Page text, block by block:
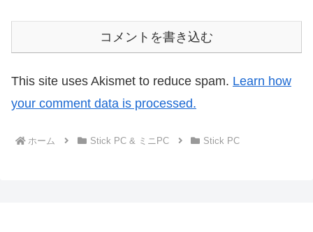
コメントを書き込む
This site uses Akismet to reduce spam. Learn how
your comment data is processed.
ホーム Stick PC & ミニPC Stick PC